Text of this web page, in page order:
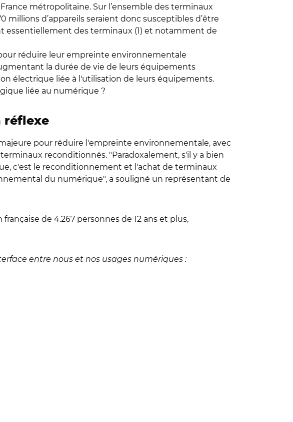
métropolitaine. Sur l’ensemble des terminaux
millions d’appareils seraient donc susceptibles d’être
essentiellement des terminaux (1) et notamment de
réduire leur empreinte environnementale
la durée de vie de leurs équipements
électrique liée à l'utilisation de leurs équipements.
liée au numérique ?
réflexe
pour réduire l'empreinte environnementale, avec
reconditionnés. "Paradoxalement, s'il y a bien
c'est le reconditionnement et l'achat de terminaux
du numérique", a souligné un représentant de
de 4.267 personnes de 12 ans et plus,
entre nous et nos usages numériques :